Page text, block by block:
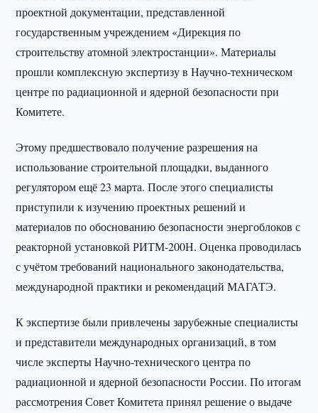
проектной документации, представленной
государственным учреждением «Дирекция по
строительству атомной электростанции». Материалы
прошли комплексную экспертизу в Научно-техническом
центре по радиационной и ядерной безопасности при
Комитете.
Этому предшествовало получение разрешения на
использование строительной площадки, выданного
регулятором ещё 23 марта. После этого специалисты
приступили к изучению проектных решений и
материалов по обоснованию безопасности энергоблоков с
реакторной установкой РИТМ-200Н. Оценка проводилась
с учётом требований национального законодательства,
международной практики и рекомендаций МАГАТЭ.
К экспертизе были привлечены зарубежные специалисты
и представители международных организаций, в том
числе эксперты Научно-технического центра по
радиационной и ядерной безопасности России. По итогам
рассмотрения Совет Комитета принял решение о выдаче